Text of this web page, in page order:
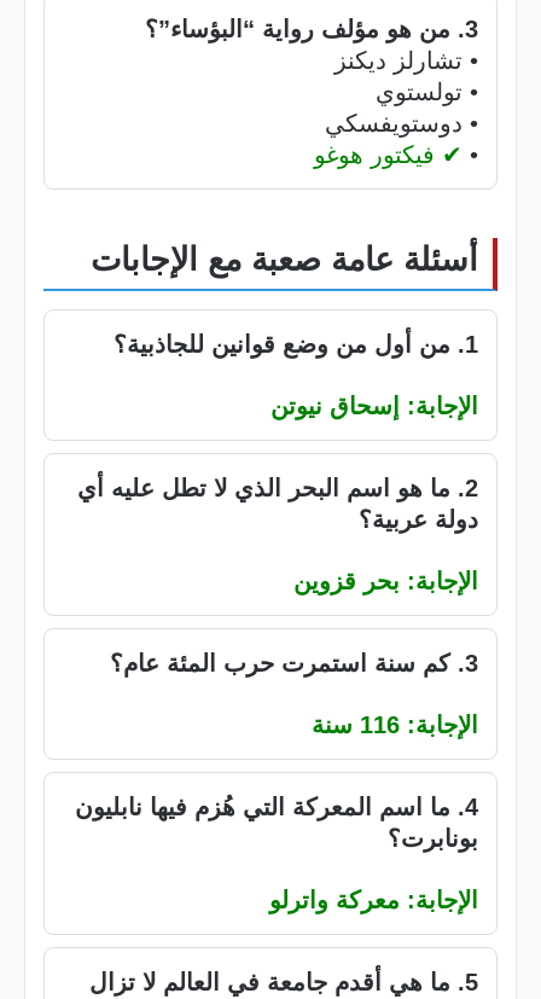
3. من هو مؤلف رواية “البؤساء”؟
• تشارلز ديكنز
• تولستوي
• دوستويفسكي
• ✔ فيكتور هوغو
أسئلة عامة صعبة مع الإجابات
1. من أول من وضع قوانين للجاذبية؟
الإجابة: إسحاق نيوتن
2. ما هو اسم البحر الذي لا تطل عليه أي
دولة عربية؟
الإجابة: بحر قزوين
3. كم سنة استمرت حرب المئة عام؟
الإجابة: 116 سنة
4. ما اسم المعركة التي هُزم فيها نابليون
بونابرت؟
الإجابة: معركة واترلو
5. ما هي أقدم جامعة في العالم لا تزال